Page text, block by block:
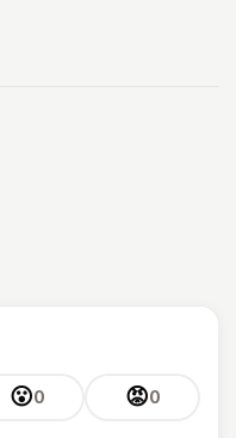
😮0 😡0